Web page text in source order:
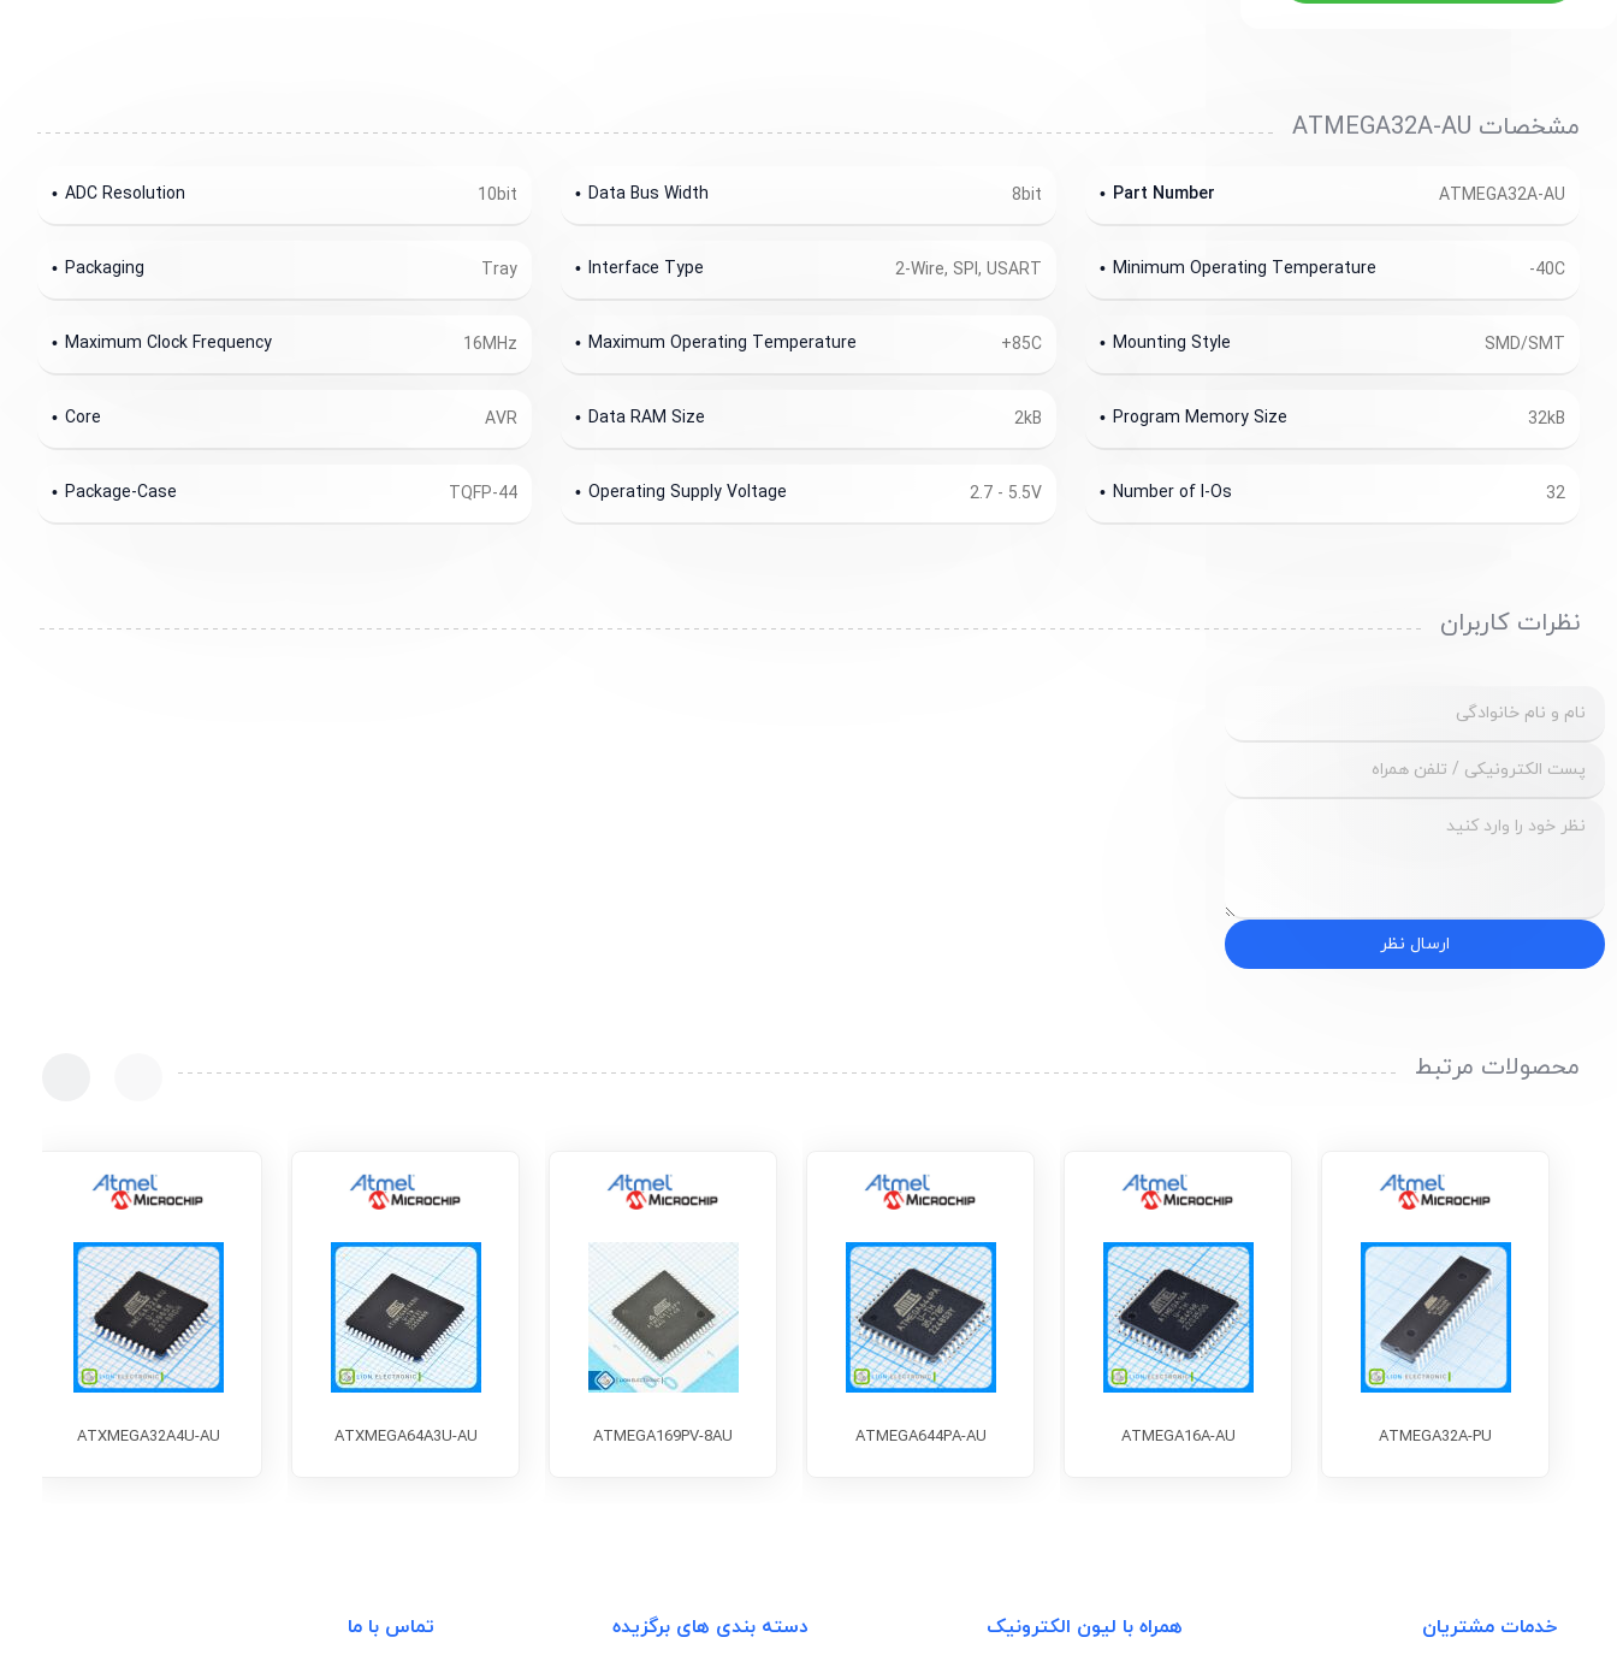
مشخصات ATMEGA32A-AU
ATMEGA32A-AU
Part Number
8bit
Data Bus Width
10bit
ADC Resolution
-40C
Minimum Operating Temperature
2-Wire, SPI, USART
Interface Type
Tray
Packaging
SMD/SMT
Mounting Style
+85C
Maximum Operating Temperature
16MHz
Maximum Clock Frequency
32kB
Program Memory Size
2kB
Data RAM Size
AVR
Core
32
Number of I-Os
2.7 - 5.5V
Operating Supply Voltage
TQFP-44
Package-Case
نظرات کاربران
ارسال نظر
محصولات مرتبط
ATMEGA32A-PU
ATMEGA16A-AU
ATMEGA644PA-AU
ATMEGA169PV-8AU
ATXMEGA64A3U-AU
ATXMEGA32A4U-AU
خدمات مشتریان همراه با لیون الکترونیک دسته بندی های برگزیده تماس با ما